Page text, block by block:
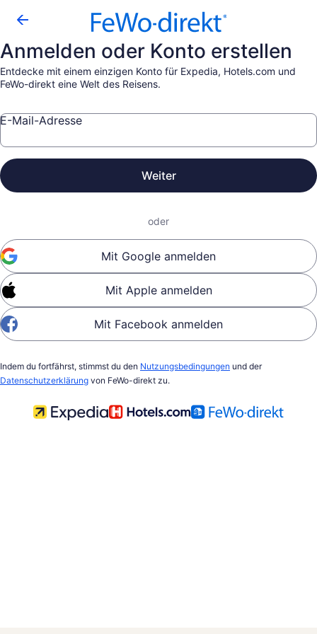
Anmelden oder Konto erstellen
Entdecke mit einem einzigen Konto für Expedia, Hotels.com und
FeWo-direkt eine Welt des Reisens.
E-Mail-Adresse
Weiter
oder
Mit Google anmelden
Mit Apple anmelden
Mit Facebook anmelden
Indem du fortfährst, stimmst du den Nutzungsbedingungen und der
Datenschutzerklärung von FeWo-direkt zu.